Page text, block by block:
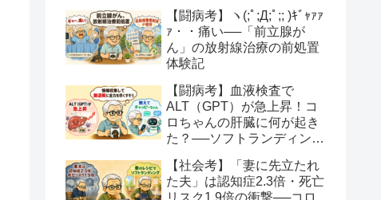
【闘病考】ヽ(;ﾟ;Д;ﾟ;; )ｷﾞｬｧｧ
ｧ・・痛い──「前立腺が
ん」の放射線治療の前処置
体験記
【闘病考】血液検査で
ALT（GPT）が急上昇！コ
ロちゃんの肝臓に何が起き
た？──ソフトランディング
方
【社会考】「妻に先立たれ
た夫」は認知症2.3倍・死亡
リスク1.9倍の衝撃──コロ